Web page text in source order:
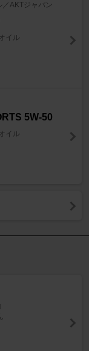
AKTジャパン
イル
5W-50
イル